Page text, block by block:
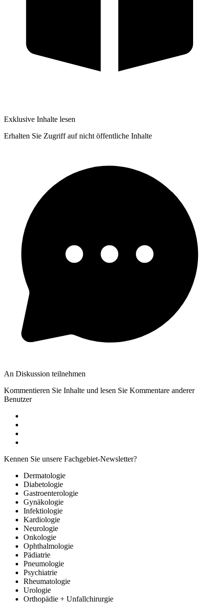
Exklusive Inhalte lesen
Erhalten Sie Zugriff auf nicht öffentliche Inhalte
An Diskussion teilnehmen
Kommentieren Sie Inhalte und lesen Sie Kommentare anderer
Benutzer
Kennen Sie unsere Fachgebiet-Newsletter?
Dermatologie
Diabetologie
Gastroenterologie
Gynäkologie
Infektiologie
Kardiologie
Neurologie
Onkologie
Ophthalmologie
Pädiatrie
Pneumologie
Psychiatrie
Rheumatologie
Urologie
Orthopädie + Unfallchirurgie